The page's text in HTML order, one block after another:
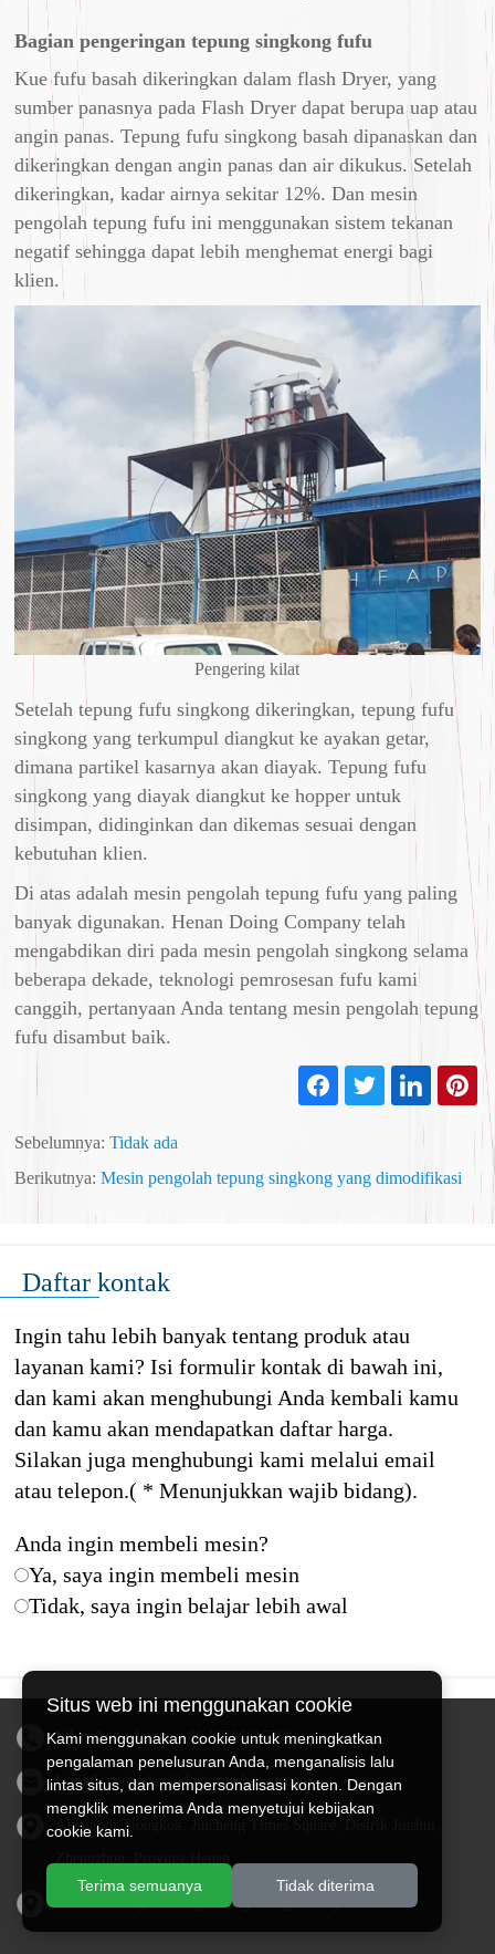
Bagian pengeringan tepung singkong fufu
Kue fufu basah dikeringkan dalam flash Dryer, yang
sumber panasnya pada Flash Dryer dapat berupa uap atau
angin panas. Tepung fufu singkong basah dipanaskan dan
dikeringkan dengan angin panas dan air dikukus. Setelah
dikeringkan, kadar airnya sekitar 12%. Dan mesin
pengolah tepung fufu ini menggunakan sistem tekanan
negatif sehingga dapat lebih menghemat energi bagi
klien.
Pengering kilat
Setelah tepung fufu singkong dikeringkan, tepung fufu
singkong yang terkumpul diangkut ke ayakan getar,
dimana partikel kasarnya akan diayak. Tepung fufu
singkong yang diayak diangkut ke hopper untuk
disimpan, didinginkan dan dikemas sesuai dengan
kebutuhan klien.
Di atas adalah mesin pengolah tepung fufu yang paling
banyak digunakan. Henan Doing Company telah
mengabdikan diri pada mesin pengolah singkong selama
beberapa dekade, teknologi pemrosesan fufu kami
canggih, pertanyaan Anda tentang mesin pengolah tepung
fufu disambut baik.
Sebelumnya:Tidak ada
Berikutnya:Mesin pengolah tepung singkong yang dimodifikasi
Daftar kontak
Ingin tahu lebih banyak tentang produk atau
layanan kami? Isi formulir kontak di bawah ini,
dan kami akan menghubungi Anda kembali kamu
dan kamu akan mendapatkan daftar harga.
Silakan juga menghubungi kami melalui email
atau telepon.( * Menunjukkan wajib bidang).
Anda ingin membeli mesin?
Ya, saya ingin membeli mesin
Tidak, saya ingin belajar lebih awal
WhatsApp/telepon:+86 13526615783
E-mail:penjualan@doingmachinery.com
Alamat di Tiongkok: Jincheng Times Square, Distrik Jinshui,
Alamat di Nigeria: Negara Bagian Ogun, Nigeria
Situs web ini menggunakan cookie
Kami menggunakan cookie untuk meningkatkan
pengalaman penelusuran Anda, menganalisis lalu
lintas situs, dan mempersonalisasi konten. Dengan
mengklik menerima Anda menyetujui kebijakan
cookie kami.
Terima semuanya Tidak diterima